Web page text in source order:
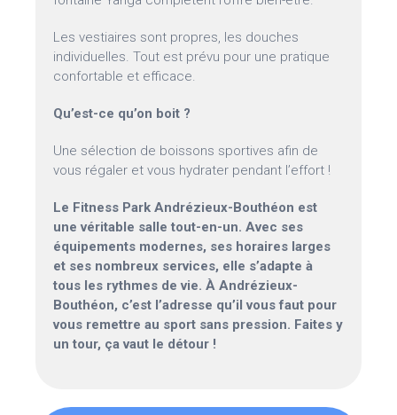
Les vestiaires sont propres, les douches
individuelles. Tout est prévu pour une pratique
confortable et efficace.
Qu’est-ce qu’on boit ?
Une sélection de boissons sportives afin de
vous régaler et vous hydrater pendant l’effort !
Le Fitness Park Andrézieux-Bouthéon est
une véritable salle tout-en-un. Avec ses
équipements modernes, ses horaires larges
et ses nombreux services, elle s’adapte à
tous les rythmes de vie. À Andrézieux-
Bouthéon, c’est l’adresse qu’il vous faut pour
vous remettre au sport sans pression. Faites y
un tour, ça vaut le détour !